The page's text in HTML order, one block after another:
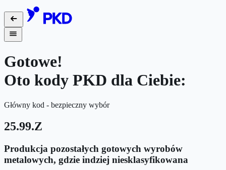
Gotowe!
Oto kody PKD dla Ciebie:
Główny kod - bezpieczny wybór
25.99.Z
Produkcja pozostałych gotowych wyrobów
metalowych, gdzie indziej niesklasyfikowana